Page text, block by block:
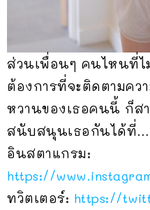
ส่วนเพื่อนๆ คนไหนที่ไ
ต้องการที่จะติดตามคว
หวานของเธอคนนี้ ก็ส
สนับสนุนเธอกันได้ที่…
อินสตาแกรม:
https://
ทวิตเตอร์: https://